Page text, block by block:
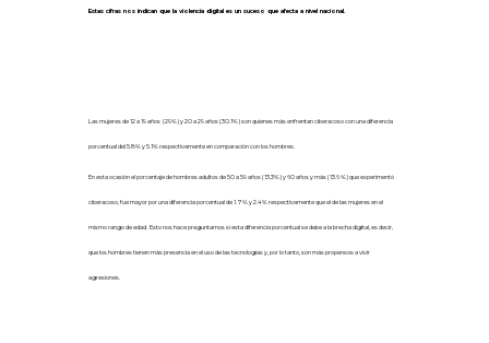
Estas cifras nos indican que la violencia digital es un suceso que afecta a nivel nacional.
Las mujeres de 12 a 19 años (29%) y 20 a 29 años (30.1%) son quienes más enfrentan ciberacoso con una diferencia
porcentual del 5.8% y 5.1% respectivamente en comparación con los hombres.
En esta ocasión el porcentaje de hombres adultos de 50 a 59 años (13.3%) y 60 años y más (13.6 %) que experimentó
ciberacoso, fue mayor por una diferencia porcentual de 1.7% y 2.4% respectivamente que el de las mujeres en el
mismo rango de edad. Esto nos hace preguntarnos si esta diferencia porcentual se debe a la brecha digital, es decir,
que los hombres tienen más presencia en el uso de las tecnologías y, por lo tanto, son más propensos a vivir
agresiones.